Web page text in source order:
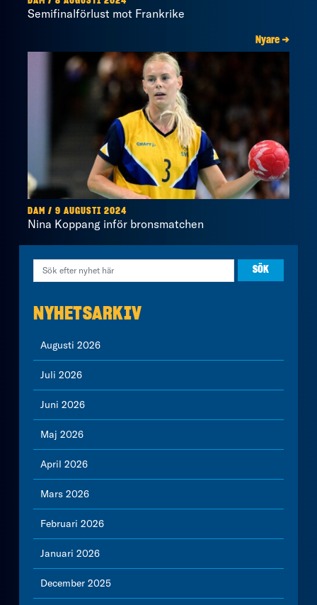
Semifinalförlust mot Frankrike
Nyare →
DAM / 9 AUGUSTI 2024
Nina Koppang inför bronsmatchen
NYHETSARKIV
Augusti 2026
Juli 2026
Juni 2026
Maj 2026
April 2026
Mars 2026
Februari 2026
Januari 2026
December 2025